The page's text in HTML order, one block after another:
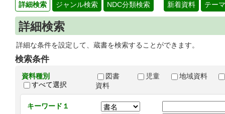
詳細検索 ジャンル検索 NDC分類検索 新着資料 テー
詳細検索
詳細な条件を設定して、蔵書を検索することができます。
検索条件
資料種別
すべて選択
図書 児童
地域資料
資料
キーワード１